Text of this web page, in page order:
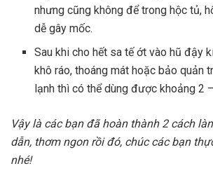
nhưng cũng không để trong hộc tủ,
dễ gây mốc.
Sau khi cho hết sa tế ớt vào hũ đậy
khô ráo, thoáng mát hoặc bảo quản
lạnh thì có thể dùng được khoảng 2
Vậy là các bạn đã hoàn thành 2 cách
dẫn, thơm ngon rồi đó, chúc các bạn
nhé!